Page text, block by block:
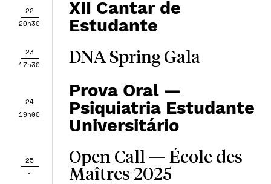
22
20h30
XII Cantar de
Estudante
23
17h30
DNA Spring Gala
24
19h00
Prova Oral —
Psiquiatria Estudante
Universitário
25
-
Open Call — École des
Maîtres 2025